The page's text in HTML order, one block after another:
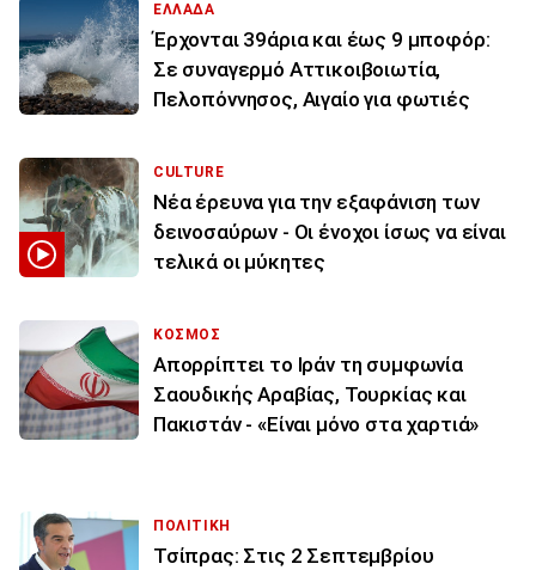
ΕΛΛΑΔΑ
Έρχονται 39άρια και έως 9 μποφόρ:
Σε συναγερμό Αττικοιβοιωτία,
Πελοπόννησος, Αιγαίο για φωτιές
CULTURE
Νέα έρευνα για την εξαφάνιση των
δεινοσαύρων - Οι ένοχοι ίσως να είναι
τελικά οι μύκητες
ΚΟΣΜΟΣ
Απορρίπτει το Ιράν τη συμφωνία
Σαουδικής Αραβίας, Τουρκίας και
Πακιστάν - «Είναι μόνο στα χαρτιά»
ΠΟΛΙΤΙΚΗ
Τσίπρας: Στις 2 Σεπτεμβρίου